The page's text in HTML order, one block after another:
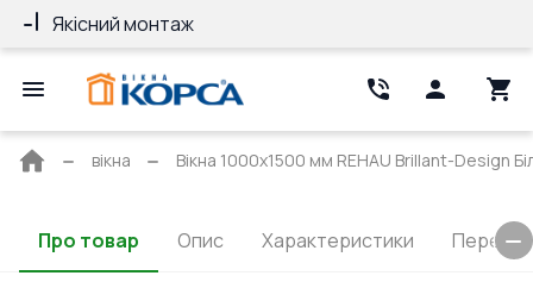
Якісний монтаж
Головна
вікна Вікна 1000x1500 мм REHAU Brillant-Design
Про товар Опис Характеристики